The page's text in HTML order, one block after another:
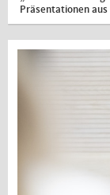
Präsentationen